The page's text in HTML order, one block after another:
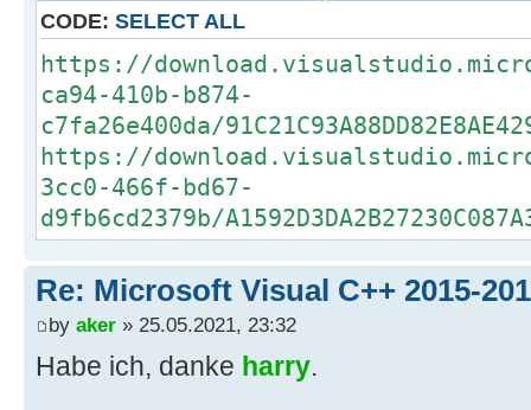
CODE: SELECT ALL
https://
ca94-410b-b874-
c7fa26e400da/
https://
3cc0-466f-bd67-
d9fb6cd2379b/
Re: Microsoft Visual C++ 2015-
by aker » 25.05.2021, 23:32
Habe ich, danke harry.